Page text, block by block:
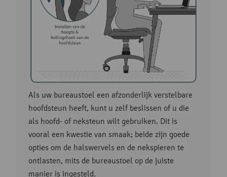
Als uw bureaustoel een afzonderlijk verstelbare
hoofdsteun heeft, kunt u zelf beslissen of u die
als hoofd- of neksteun wilt gebruiken. Dit is
vooral een kwestie van smaak; beide zijn goede
opties om de halswervels en de nekspieren te
ontlasten, mits de bureaustoel op de juiste
manier is ingesteld.